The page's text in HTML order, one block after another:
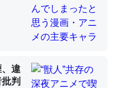
量に使う脊椎動物と貝
と殻を無くしてナメク
、違
判